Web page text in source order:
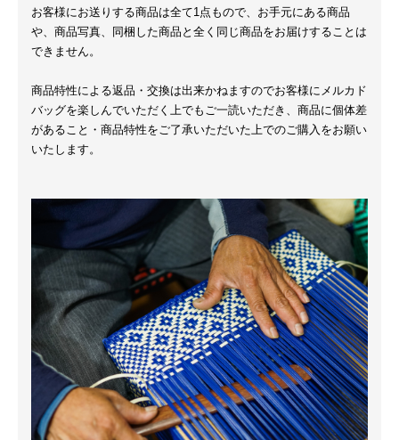
お客様にお送りする商品は全て1点もので、お手元にある商品
や、商品写真、同梱した商品と全く同じ商品をお届けすることは
できません。
商品特性による返品・交換は出来かねますのでお客様にメルカド
バッグを楽しんでいただく上でもご一読いただき、商品に個体差
があること・商品特性をご了承いただいた上でのご購入をお願い
いたします。